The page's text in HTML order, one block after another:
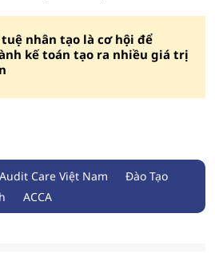
nhân tạo là cơ hội để
kế toán tạo ra nhiều giá trị
Audit Care Việt Nam
Đào Tạo
ACCA